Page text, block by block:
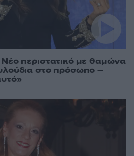
περιστατικό με θαμώνα
στο πρόσωπο –